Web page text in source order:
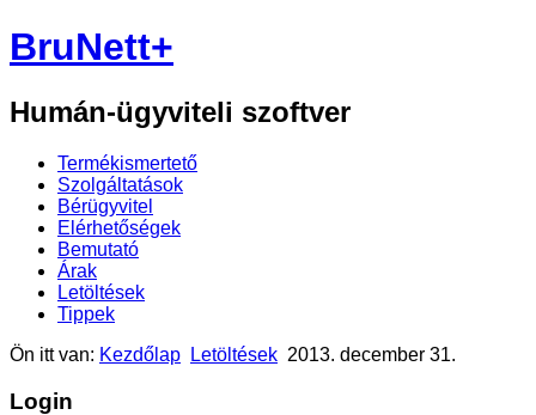
BruNett+
Humán-ügyviteli szoftver
Termékismertető
Szolgáltatások
Bérügyvitel
Elérhetőségek
Bemutató
Árak
Letöltések
Tippek
Ön itt van: Kezdőlap Letöltések 2013. december 31.
Login